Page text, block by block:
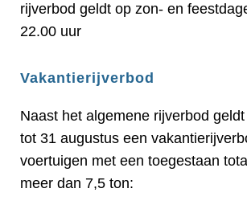
rijverbod geldt op zon- en
22.00 uur
Vakantierijverbod
Naast het algemene rijverbod
tot 31 augustus een
voertuigen met een toegestaan
meer dan 7,5 ton: